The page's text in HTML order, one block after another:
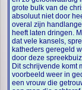
grote bulk van de
absoluut niet door
overal zijn
heeft laten dringen. Met als gevolg
dat vele kansels,
katheders geregeld
Dit schrijvende komt
voorbeeld weer in
een vrouw die